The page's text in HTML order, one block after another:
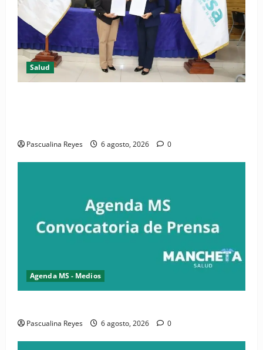
Salud
Pascualina Reyes 6 agosto, 2026 0
Agenda MS - Medios
Pascualina Reyes 6 agosto, 2026 0